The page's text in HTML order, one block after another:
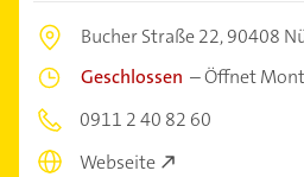
Bucher Straße 22,90408
Geschlossen –Öffnet
0911 2 40 82 60
Webseite